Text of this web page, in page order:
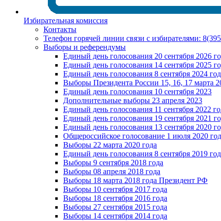
Избирательная комиссия
Контакты
Телефон горячей линии связи с избирателями:
Выборы и референдумы
Единый день голосования 20 сентября 2026
Единый день голосования 14 сентября 2025
Единый день голосования 8 сентября 2024
Выборы Президента России 15, 16, 17 марта
Единый день голосования 10 сентября 2023
Дополнительные выборы 23 апреля 2023
Единый день голосования 11 сентября 2022
Единый день голосования 19 сентября 2021
Единый день голосования 13 сентября 2020
Общероссийское голосование 1 июля 2020
Выборы 22 марта 2020 года
Единый день голосования 8 сентября 2019
Выборы 9 сентября 2018 года
Выборы 08 апреля 2018 года
Выборы 18 марта 2018 года Президент РФ
Выборы 10 сентября 2017 года
Выборы 18 сентября 2016 года
Выборы 27 сентября 2015 года
Выборы 14 сентября 2014 года